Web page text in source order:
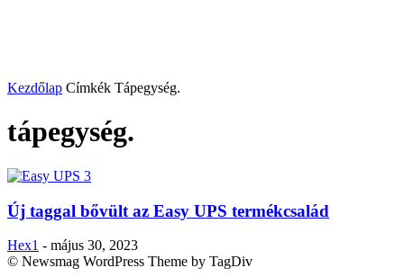
Kezdőlap Címkék Tápegység.
tápegység.
Új taggal bővült az Easy UPS termékcsalád
Hex1 - május 30, 2023
© Newsmag WordPress Theme by TagDiv